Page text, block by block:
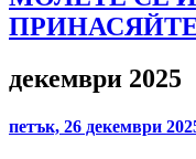
декември 2025
петък, 26 декември